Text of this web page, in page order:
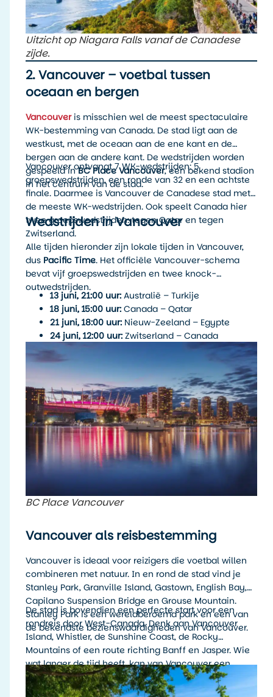
Uitzicht op Niagara Falls vanaf de Canadese
zijde.
2. Vancouver – voetbal tussen
oceaan en bergen
Vancouveris misschien wel de meest spectaculaire
WK-bestemming van Canada. De stad ligt aan de
westkust, met de oceaan aan de ene kant en de
bergen aan de andere kant. De wedstrijden worden
gespeeld inBC Place Vancouver, een bekend stadion
in het centrum van de stad.
Vancouver ontvangt 7 WK-wedstrijden: 5
groepswedstrijden, een ronde van 32 en een achtste
finale. Daarmee is Vancouver de Canadese stad met
de meeste WK-wedstrijden. Ook speelt Canada hier
twee groepswedstrijden: tegen Qatar en tegen
Zwitserland.
Wedstrijden in Vancouver
Alle tijden hieronder zijn lokale tijden in Vancouver,
dus Pacific Time. Het officiële Vancouver-schema
bevat vijf groepswedstrijden en twee knock-
outwedstrijden.
13 juni, 21:00 uur: Australië – Turkije
18 juni, 15:00 uur: Canada – Qatar
21 juni, 18:00 uur: Nieuw-Zeeland – Egypte
24 juni, 12:00 uur: Zwitserland – Canada
26 juni, 20:00 uur:
Nieuw-Zeeland – België
2 juli, 20:00 uur:
Ronde van 32 – winnaar Groep B
tegen een derde uit Groep E/F/G/I/J
7 juli, 13:00 uur:Achtste finale – winnaar Match
85 tegen winnaar Match 87
BC Place Vancouver
Vancouver als reisbestemming
Vancouver is ideaal voor reizigers die voetbal willen
combineren met natuur. In en rond de stad vind je
Stanley Park, Granville Island, Gastown, English Bay,
Capilano Suspension Bridge en Grouse Mountain.
Stanley Park is een wereldberoemd park en een van
de bekendste bezienswaardigheden van Vancouver.
De stad is bovendien een perfecte start voor een
rondreis door West-Canada. Denk aan Vancouver
Island, Whistler, de Sunshine Coast, de Rocky
Mountains of een route richting Banff en Jasper. Wie
wat langer de tijd heeft, kan van Vancouver een
complete Canada-reis maken met steden,
natuurparken, wildlife en WK-wedstrijden.